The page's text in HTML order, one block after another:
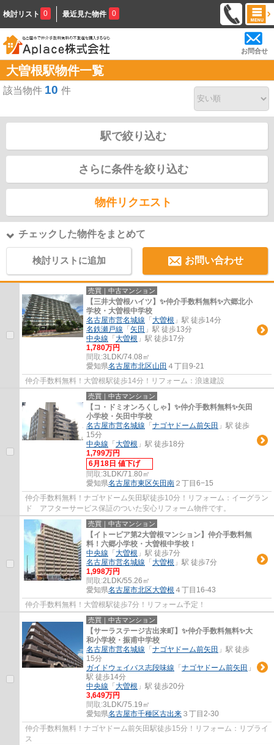
検討リスト 0 最近見た物件 0
お問合せ
大曽根駅物件一覧
該当物件 10 件
駅で絞り込む
さらに条件を絞り込む
物件リクエスト
チェックした物件をまとめて
検討リストに追加 お問い合わせ
売買｜中古マンション
【三井大曽根ハイツ】✨️仲介手数料無料✨️六郷北小
学校・大曽根中学校
名古屋市営名城線 「 大曽根 」駅 徒歩14分
名鉄瀬戸線 「 矢田 」駅 徒歩13分
中央線 「 大曽根 」駅 徒歩17分
1,780万円
間取:3LDK/74.08㎡
愛知県名古屋市北区山田 ４丁目9-21
仲介手数料無料！大曽根駅徒歩14分！リフォーム：浪速建設
売買｜中古マンション
【コ・ドミオンろくしゃ】✨️仲介手数料無料✨️矢田
小学校・矢田中学校
名古屋市営名城線 「 ナゴヤドーム前矢田 」駅 徒歩
15分
中央線 「 大曽根 」駅 徒歩18分
1,799万円
6月18日 値下げ
間取:3LDK/71.80㎡
愛知県名古屋市東区矢田南 ２丁目6−15
仲介手数料無料！ナゴヤドーム矢田駅徒歩10分！リフォーム：イーグラン
ド アフターサービス保証のついた安心リフォーム物件です。
売買｜中古マンション
【イトーピア第2大曽根マンション】仲介手数料無
料！六郷小学校・大曽根中学校！
中央線 「 大曽根 」駅 徒歩7分
名古屋市営名城線 「 大曽根 」駅 徒歩7分
1,998万円
間取:2LDK/55.26㎡
愛知県名古屋市北区大曽根 ４丁目16-43
仲介手数料無料！大曽根駅徒歩7分！リフォーム予定！
売買｜中古マンション
【サーラステージ古出来町】✨️仲介手数料無料✨️大
和小学校・振甫中学校
名古屋市営名城線 「 ナゴヤドーム前矢田 」駅 徒歩
15分
ガイドウェイバス志段味線 「 ナゴヤドーム前矢田 」
駅 徒歩14分
中央線 「 大曽根 」駅 徒歩20分
3,649万円
間取:3LDK/75.19㎡
愛知県名古屋市千種区古出来 ３丁目2-30
仲介手数料無料！ナゴヤドーム前矢田駅徒歩15分！リフォーム：リプライ
ス